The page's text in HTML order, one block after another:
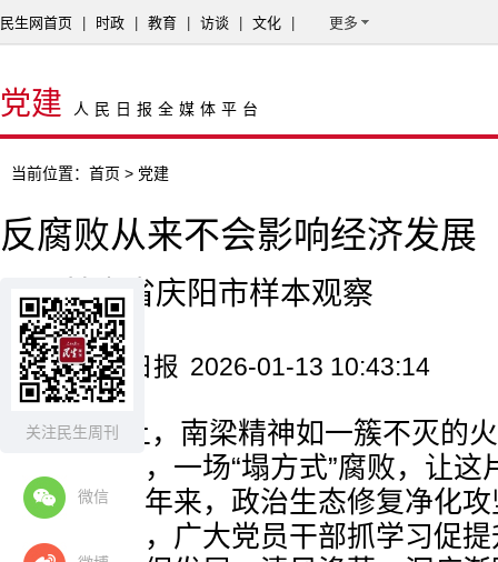
关注民生周刊
微信
民生网首页 时政 教育 访谈 文化 更多
党建 人民日报全媒体平台
当前位置： 首页 > 党建
反腐败从来不会影响经济发展
——甘肃省庆阳市样本观察
来源：人民日报 2026-01-13 10:43:14
黄土塬上，南梁精神如一簇不灭的
往昔。然而，一场“塌方式”腐败，让
尘失色。近年来，政治生态修复净化
市全面打响，广大党员干部抓学习促